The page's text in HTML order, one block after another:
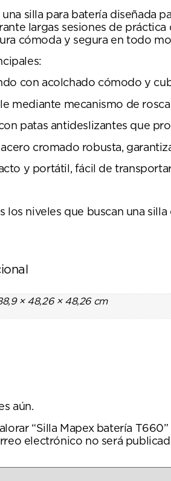
una silla para batería diseñada
largas sesiones de
cómoda y segura en todo
con acolchado cómodo y
mediante mecanismo de
patas antideslizantes que
cromado robusta,
y portátil, fácil de
los niveles que buscan una
× 48,26 × 48,26 cm
aún.
“Silla Mapex batería T660”
electrónico no será